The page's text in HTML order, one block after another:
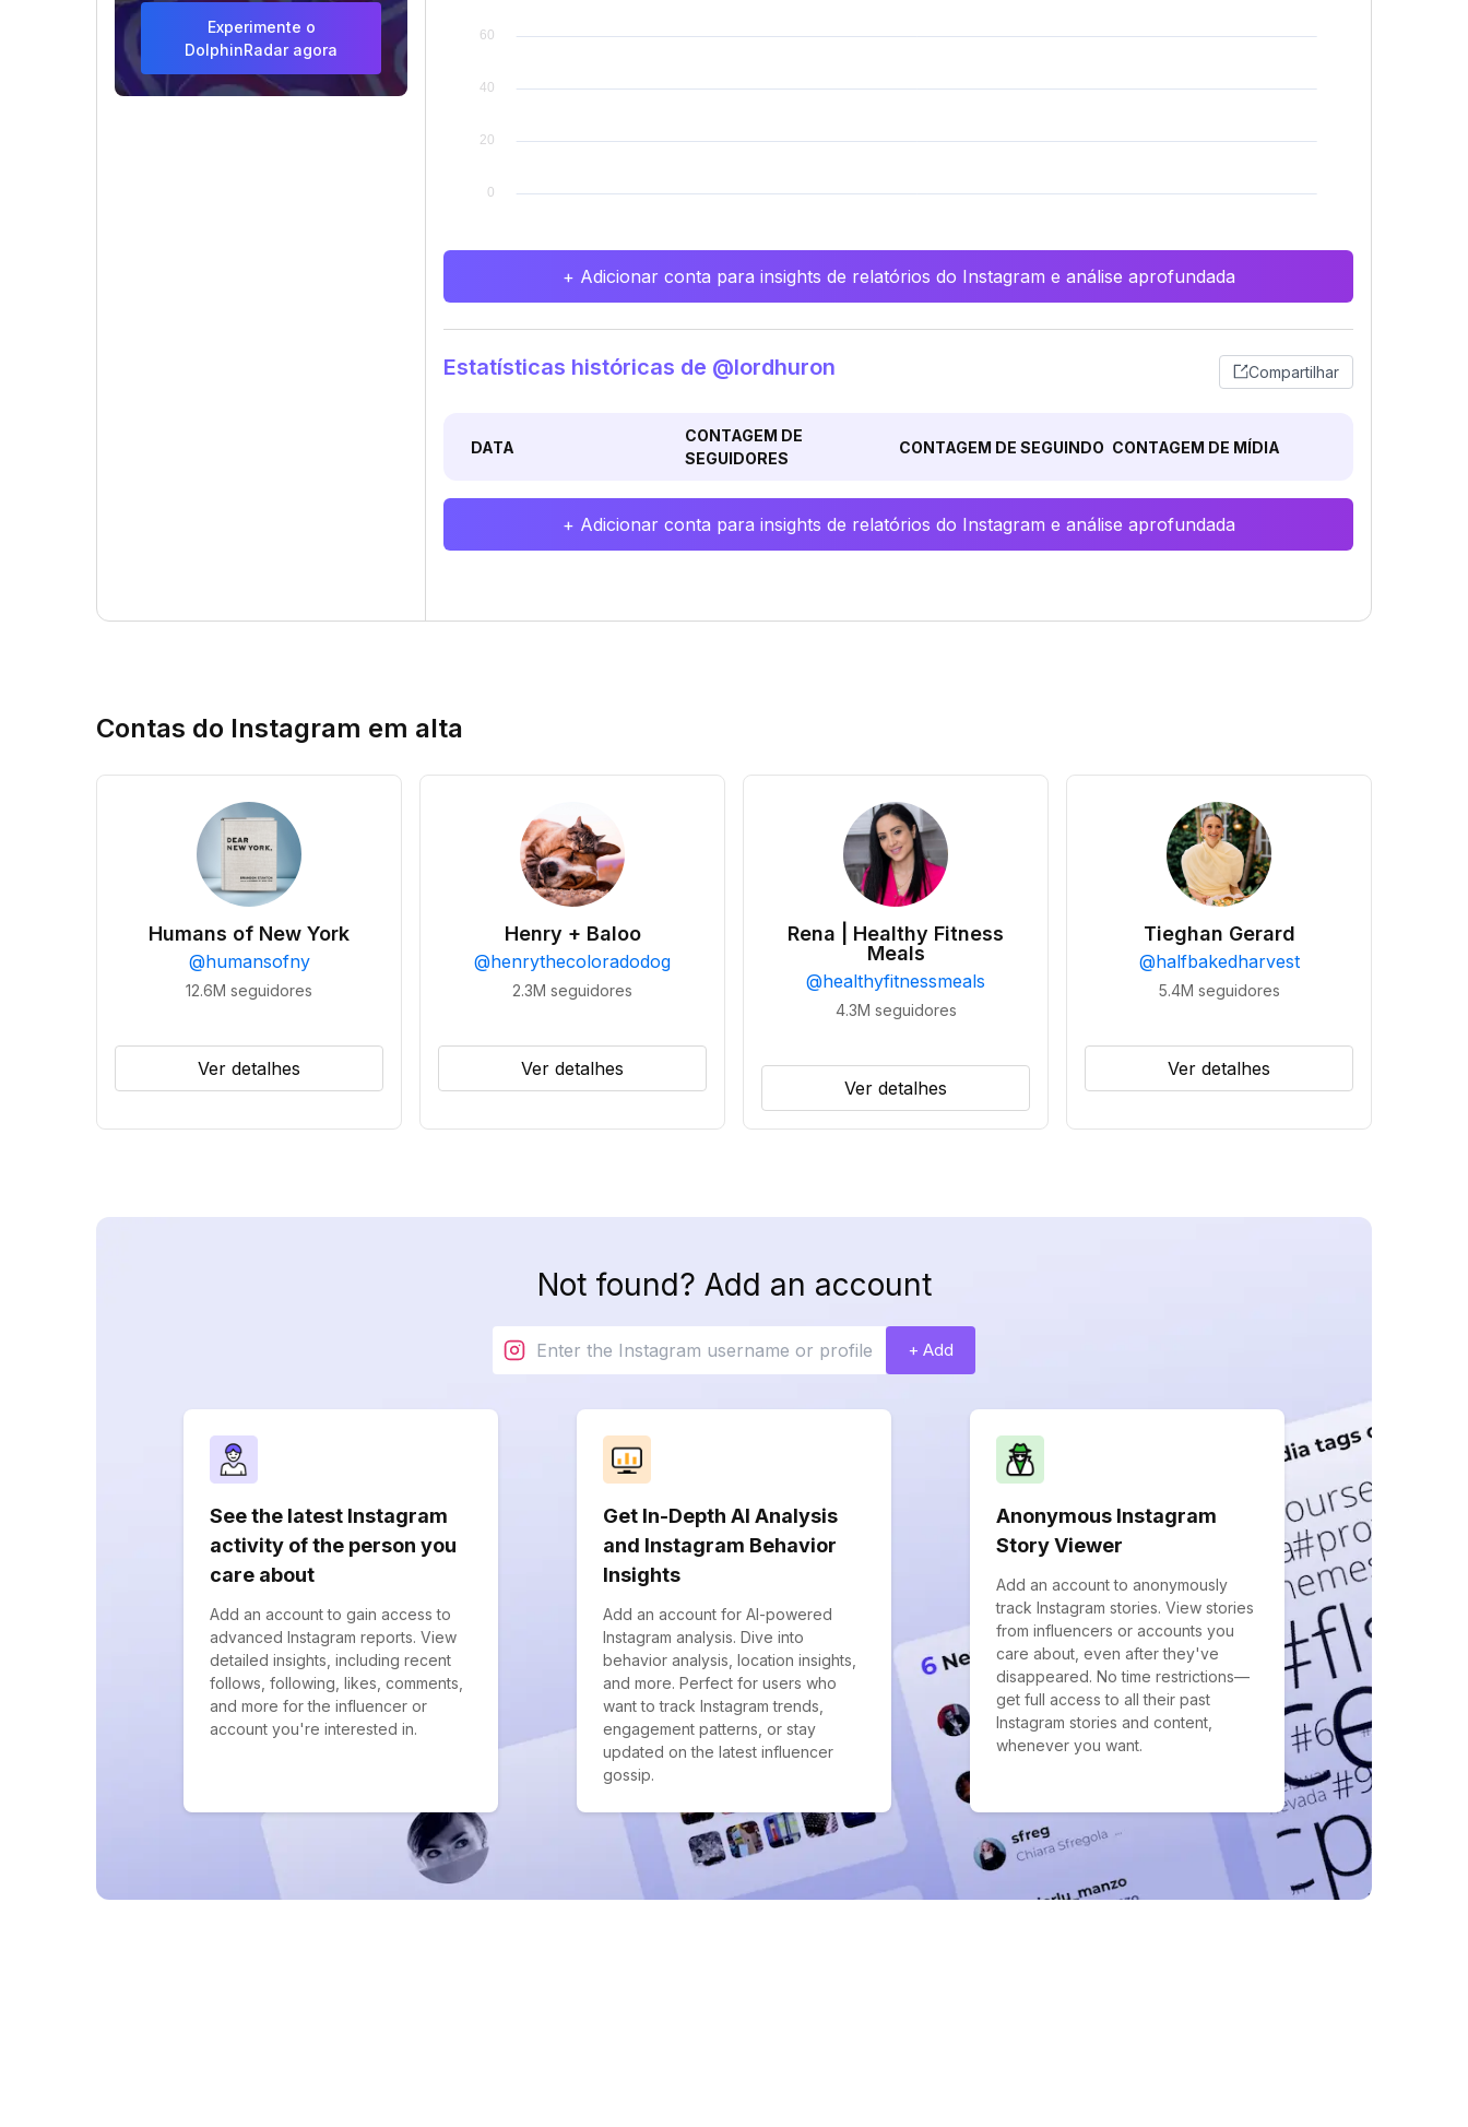
Experimente o
DolphinRadar agora
+ Adicionar conta para insights de relatórios do Instagram e análise aprofundada
Estatísticas históricas de @lordhuron Compartilhar
DATA
CONTAGEM DE
SEGUIDORES
CONTAGEM DE SEGUINDO CONTAGEM DE MÍDIA
+ Adicionar conta para insights de relatórios do Instagram e análise aprofundada
Contas do Instagram em alta
Humans of New York
@humansofny
12.6M seguidores
Ver detalhes
Henry + Baloo
@henrythecoloradodog
2.3M seguidores
Ver detalhes
Rena | Healthy Fitness
Meals
@healthyfitnessmeals
4.3M seguidores
Ver detalhes
Tieghan Gerard
@halfbakedharvest
5.4M seguidores
Ver detalhes
Not found? Add an account
+ Add
See the latest Instagram
activity of the person you
care about
Add an account to gain access to
advanced Instagram reports. View
detailed insights, including recent
follows, following, likes, comments,
and more for the influencer or
account you're interested in.
Get In-Depth AI Analysis
and Instagram Behavior
Insights
Add an account for AI-powered
Instagram analysis. Dive into
behavior analysis, location insights,
and more. Perfect for users who
want to track Instagram trends,
engagement patterns, or stay
updated on the latest influencer
gossip.
Anonymous Instagram
Story Viewer
Add an account to anonymously
track Instagram stories. View stories
from influencers or accounts you
care about, even after they've
disappeared. No time restrictions—
get full access to all their past
Instagram stories and content,
whenever you want.